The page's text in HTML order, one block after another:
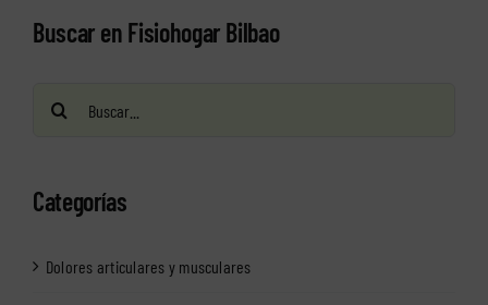
Buscar en Fisiohogar Bilbao
Categorías
Dolores articulares y musculares